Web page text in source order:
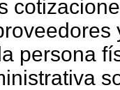
persona